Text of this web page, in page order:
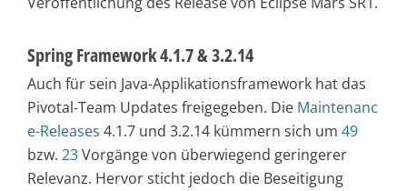
Spring Framework 4.1.7 & 3.2.14
Auch für sein Java-Applikationsframework hat das
Pivotal-Team Updates freigegeben. Die Maintenanc
e-Releases 4.1.7 und 3.2.14 kümmern sich um 49
bzw. 23Vorgänge von überwiegend geringerer
Relevanz. Hervor sticht jedoch die Beseitigung